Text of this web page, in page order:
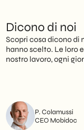
Dicono di noi
Scopri cosa dicono di
hanno scelto. Le loro
nostro lavoro, ogni
P. Colamussi
CEO Mobidoc